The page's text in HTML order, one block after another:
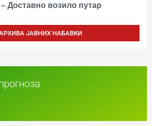
Доставно возило путар
ЈАВНИХ НАБАВКИ